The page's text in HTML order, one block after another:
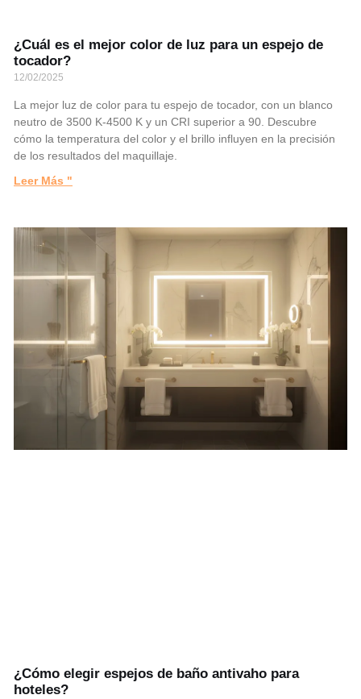
¿Cuál es el mejor color de luz para un espejo de
tocador?
12/02/2025
La mejor luz de color para tu espejo de tocador, con un blanco
neutro de 3500 K-4500 K y un CRI superior a 90. Descubre
cómo la temperatura del color y el brillo influyen en la precisión
de los resultados del maquillaje.
Leer Más "
¿Cómo elegir espejos de baño antivaho para
hoteles?